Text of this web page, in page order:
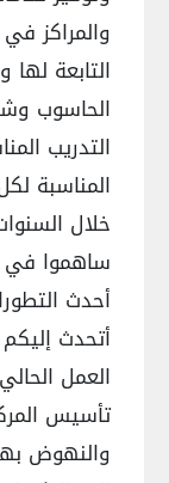
والمراكز
التابعة
الحاسوب
التدريب
المناسبة
خلال
ساهموا في
أحدث
أتحدث
تأسيس
والنهوض